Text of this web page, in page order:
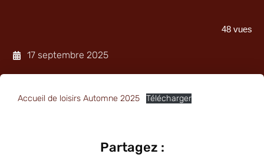
48 vues
17 septembre 2025
Accueil de loisirs Automne 2025 Télécharger
Partagez :